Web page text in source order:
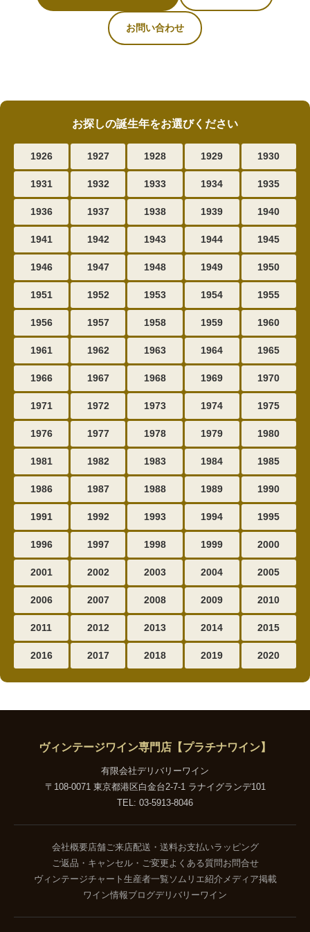
お問い合わせ
お探しの誕生年をお選びください
1926 1927 1928 1929 1930
1931 1932 1933 1934 1935
1936 1937 1938 1939 1940
1941 1942 1943 1944 1945
1946 1947 1948 1949 1950
1951 1952 1953 1954 1955
1956 1957 1958 1959 1960
1961 1962 1963 1964 1965
1966 1967 1968 1969 1970
1971 1972 1973 1974 1975
1976 1977 1978 1979 1980
1981 1982 1983 1984 1985
1986 1987 1988 1989 1990
1991 1992 1993 1994 1995
1996 1997 1998 1999 2000
2001 2002 2003 2004 2005
2006 2007 2008 2009 2010
2011 2012 2013 2014 2015
2016 2017 2018 2019 2020
ヴィンテージワイン専門店【プラチナワイン】
有限会社デリバリーワイン
〒108-0071 東京都港区白金台2-7-1 ラナイグランデ101
TEL: 03-5913-8046
会社概要店舗ご来店配送・送料お支払いラッピング
ご返品・キャンセル・ご変更よくある質問 お問合せ
ヴィンテージチャート 生産者一覧 ソムリエ紹介 メディア掲載
ワイン情報ブログデリバリーワイン